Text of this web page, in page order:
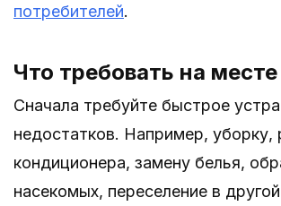
потребителей.
Что требовать на месте
Сначала требуйте быстрое
недостатков. Например, уборку,
кондиционера, замену белья,
насекомых, переселение в